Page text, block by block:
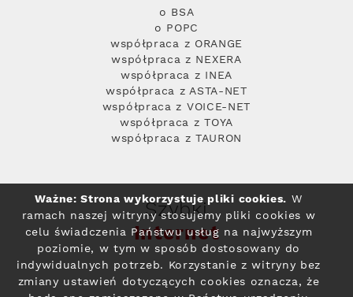
o BSA
o POPC
współpraca z ORANGE
współpraca z NEXERA
współpraca z INEA
współpraca z ASTA-NET
współpraca z VOICE-NET
współpraca z TOYA
współpraca z TAURON
Szybki
Internet
Ważne: Strona wykorzystuje pliki cookies. W
ramach naszej witryny stosujemy pliki cookies w
celu świadczenia Państwu usług na najwyższym
poziomie, w tym w sposób dostosowany do
indywidualnych potrzeb. Korzystanie z witryny bez
zmiany ustawień dotyczących cookies oznacza, że